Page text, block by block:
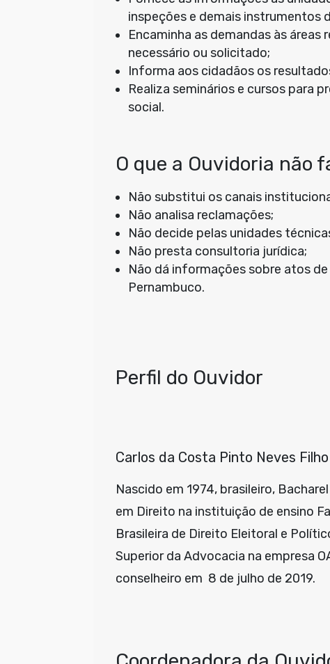
inspeções e demais instrumentos
Encaminha as demandas às
necessário ou solicitado;
Informa aos cidadãos os
Realiza seminários e cursos para
social.
O que a Ouvidoria não
Não substitui os canais
Não analisa reclamações;
Não decide pelas unidades
Não presta consultoria jurídica;
Não dá informações sobre atos
Pernambuco.
Perfil do Ouvidor
Carlos da Costa Pinto Neves Filho
Nascido em 1974, brasileiro,
em Direito na instituição de ensino
Brasileira de Direito Eleitoral e
Superior da Advocacia na empresa
conselheiro em 8 de julho de 2019.